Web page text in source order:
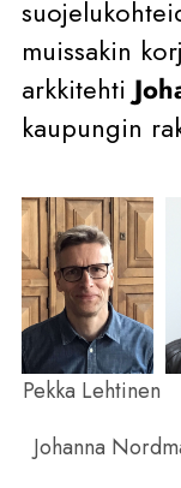
muissakin
arkkitehti
kaupungin
Pekka Lehtinen
Johanna